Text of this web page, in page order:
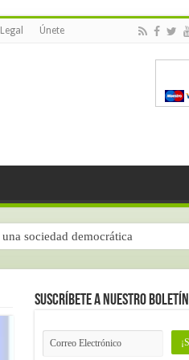
Únete
sociedad democrática
Suscríbete a nuestro Boletín